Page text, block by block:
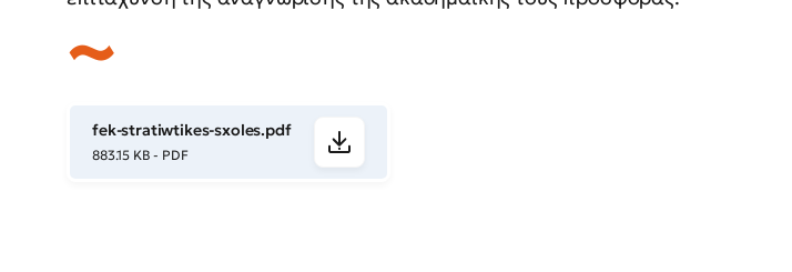
fek-stratiwtikes-sxoles.pdf
883.15 KB - PDF